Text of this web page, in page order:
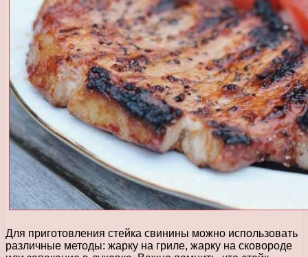
Для приготовления стейка свинины можно использовать
различные методы: жарку на гриле, жарку на сковороде